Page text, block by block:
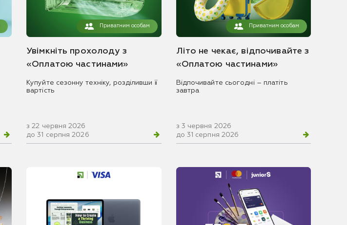
Приватним особам
Увімкніть прохолоду з
«Оплатою частинами»
Купуйте сезонну техніку, розділивши її
вартість
з 22 червня 2026
до 31 серпня 2026
Приватним особам
Літо не чекає, відпочивайте з
«Оплатою частинами»
Відпочивайте сьогодні – платіть
завтра
з 3 червня 2026
до 31 серпня 2026